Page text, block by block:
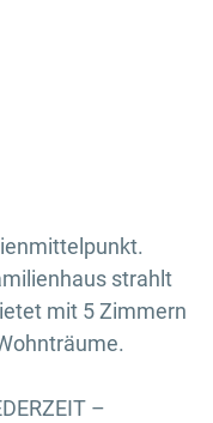
strahlt
mit 5 Zimmern
–